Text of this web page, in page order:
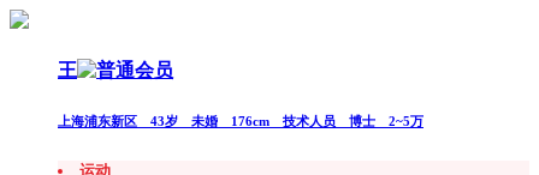
王
上海浦东新区 43岁 未婚 176cm 技术人员 博士 2~5万
运动